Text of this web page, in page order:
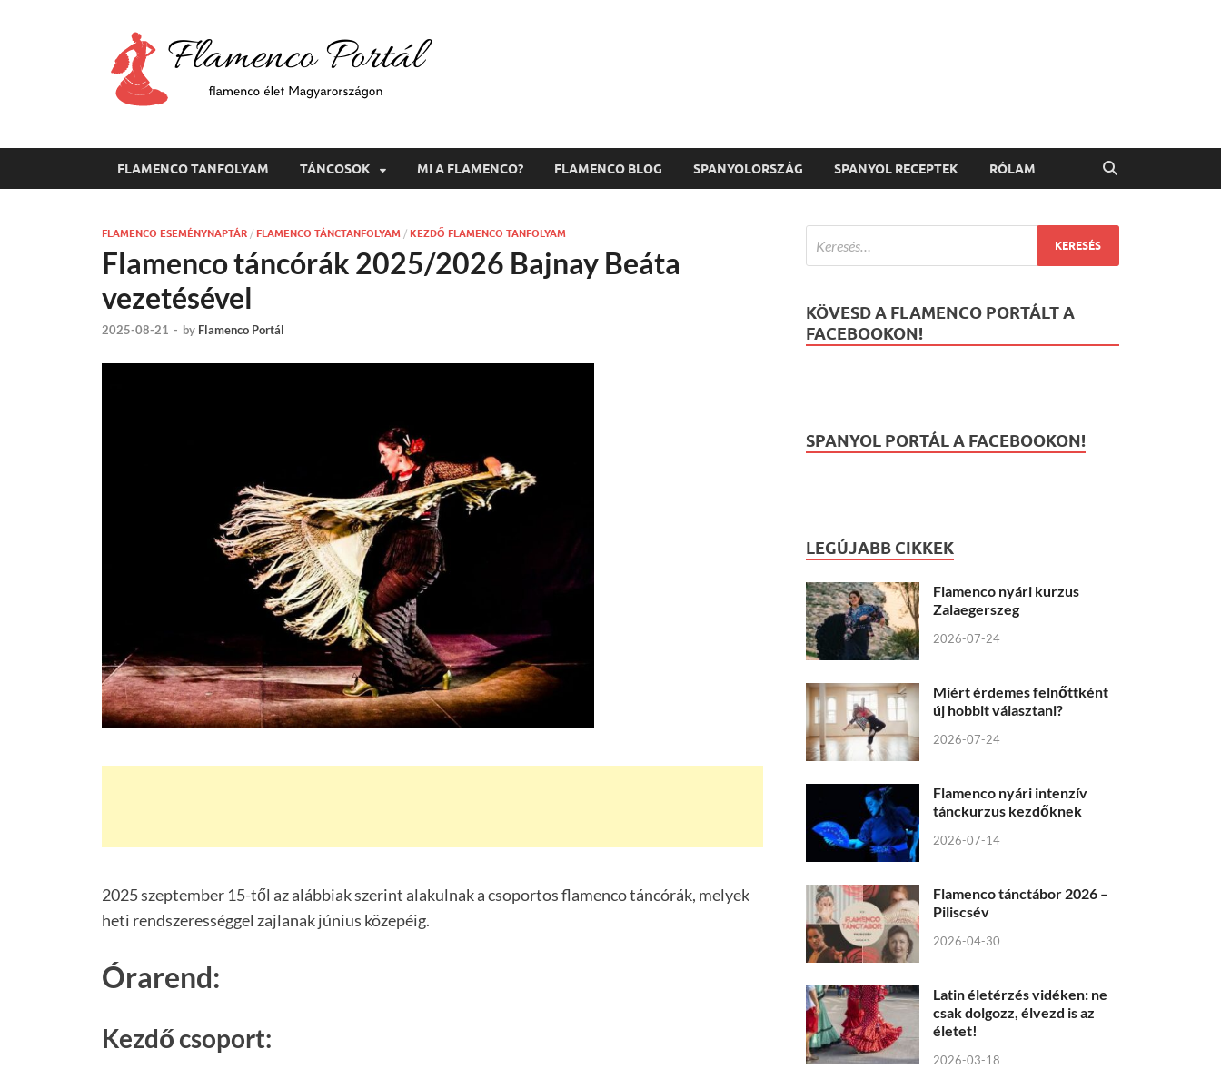
FLAMENCO TANFOLYAM TÁNCOSOK MI A FLAMENCO? FLAMENCO BLOG SPANYOLORSZÁG SPANYOL RECEPTEK RÓLAM
FLAMENCO ESEMÉNYNAPTÁR / FLAMENCO TÁNCTANFOLYAM / KEZDŐ FLAMENCO TANFOLYAM
Flamenco táncórák 2025/2026 Bajnay Beáta
vezetésével
2025-08-21 - by Flamenco Portál
2025 szeptember 15-től az alábbiak szerint alakulnak a csoportos flamenco táncórák, melyek
heti rendszerességgel zajlanak június közepéig.
Órarend:
Kezdő csoport:
KÖVESD A FLAMENCO PORTÁLT A
FACEBOOKON!
SPANYOL PORTÁL A FACEBOOKON!
LEGÚJABB CIKKEK
Flamenco nyári kurzus
Zalaegerszeg
2026-07-24
Miért érdemes felnőttként
új hobbit választani?
2026-07-24
Flamenco nyári intenzív
tánckurzus kezdőknek
2026-07-14
Flamenco tánctábor 2026 –
Piliscsév
2026-04-30
Latin életérzés vidéken: ne
csak dolgozz, élvezd is az
életet!
2026-03-18